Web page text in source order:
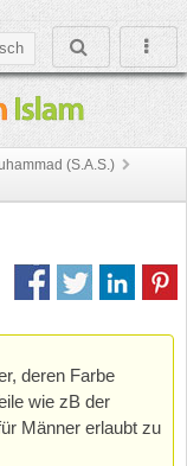
(S.A.S.)
deren Farbe
wie zB der
Männer erlaubt zu